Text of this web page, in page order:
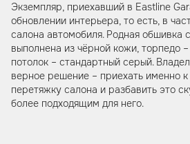
Экземпляр, приехавший в Eastline
обновлении интерьера, то есть, в
салона автомобиля. Родная обшивка
выполнена из чёрной кожи, торпедо
потолок – стандартный серый.
верное решение – приехать именно
перетяжку салона и разбавить это
более подходящим для него.